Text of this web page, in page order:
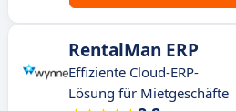
RentalMan ERP
Effiziente Cloud-ERP-
Lösung für Mietgeschäfte